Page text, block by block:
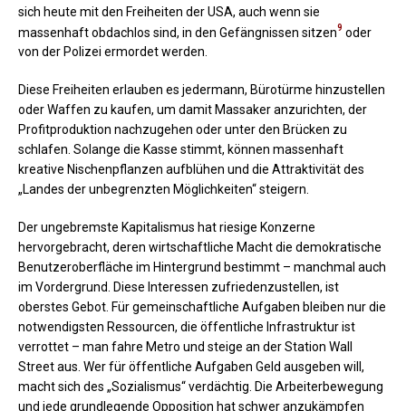
sich heute mit den Freiheiten der USA, auch wenn sie
massenhaft obdachlos sind, in den Gefängnissen sitzen9 oder
von der Polizei ermordet werden.
Diese Freiheiten erlauben es jedermann, Bürotürme hinzustellen
oder Waffen zu kaufen, um damit Massaker anzurichten, der
Profitproduktion nachzugehen oder unter den Brücken zu
schlafen. Solange die Kasse stimmt, können massenhaft
kreative Nischenpflanzen aufblühen und die Attraktivität des
„Landes der unbegrenzten Möglichkeiten“ steigern.
Der ungebremste Kapitalismus hat riesige Konzerne
hervorgebracht, deren wirtschaftliche Macht die demokratische
Benutzeroberfläche im Hintergrund bestimmt – manchmal auch
im Vordergrund. Diese Interessen zufriedenzustellen, ist
oberstes Gebot. Für gemeinschaftliche Aufgaben bleiben nur die
notwendigsten Ressourcen, die öffentliche Infrastruktur ist
verrottet – man fahre Metro und steige an der Station Wall
Street aus. Wer für öffentliche Aufgaben Geld ausgeben will,
macht sich des „Sozialismus“ verdächtig. Die Arbeiterbewegung
und jede grundlegende Opposition hat schwer anzukämpfen